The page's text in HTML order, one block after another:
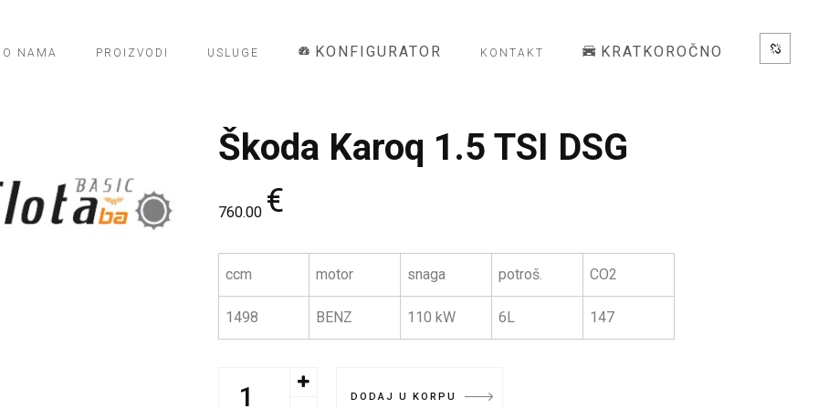
O NAMA PROIZVODI USLUGE KONFIGURATOR KONTAKT KRATKOROČNO
Škoda Karoq 1.5 TSI DSG
760.00 €
ccm motor snaga potroš. CO2
1498 BENZ 110 kW 6L 147
DODAJ U KORPU